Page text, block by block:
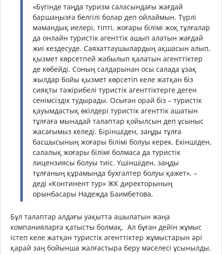
«Бүгінде таңда туризм саласындағы жағдай
баршаңызға белгілі болар деп ойлаймын. Түрлі
мамандық иелері, тіпті, жоғары білімі жоқ тұлғалар
да онлайн туристік агенттік ашып алатын жағдай
жиі кездесуде. Саяхаттаушылардың ақшасын алып,
қызмет көрсетпей жабылып қалатын агенттіктер
де көбейді. Соның салдарынан осы салада ұзақ
жылдар бойы қызмет көрсетіп келе жатқан біз
сияқты тәжірибелі туристік агенттіктерге деген
сенімсіздік тудырады. Осыған орай біз – туристік
қауымдастық өкілдері туристік агенттік ашатын
тұлғаға мынадай талаптар қойылсын деп ұсыныс
жасағымыз келеді. Біріншіден, заңды тұлға
басшысының жоғары білімі болуы керек. Екіншіден,
салалық жоғары білімі болмаса да туристік
лицензиясы болуы тиіс. Үшіншіден, заңды
тұлғаның құрамында бухгалтер болуы қажет», –
деді «Континент тур» ЖК директорының
орынбасары Надежда Баимбетова.
Бұл талаптар алдағы уақытта ашылатын жаңа
компанияларға қатысты болмақ. Ал бұған дейін жұмыс
істеп келе жатқан туристік агенттіктер жұмыстарын әрі
қарай заң бойынша жалғастыра беру мәселесі ұсынылды.